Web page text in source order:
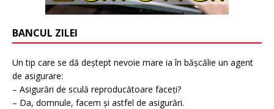
BANCUL ZILEI
Un tip care se dă deștept nevoie mare ia în bășcălie un agent
de asigurare:
– Asigurări de sculă reproducătoare faceți?
– Da, domnule, facem și astfel de asigurări.